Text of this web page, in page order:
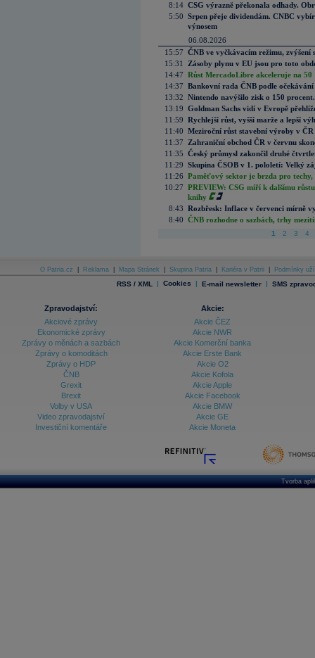
8:14 CSG výrazně překonala odhady.
5:50 Srpen přeje dividendám. CNBC
výnosem
06.08.2026
15:57 ČNB ve vyčkávacím režimu, zvýšení
15:31
Zásoby plynu v EU jsou pro toto
14:47 Růst MercadoLibre akceleruje na
14:37 Bankovní rada ČNB podle
13:32 Nintendo navýšilo zisk o 150
13:19 Goldman Sachs vidí v Evropě
11:59 Rychlejší růst, vyšší marže a lepší
11:40 Meziroční růst stavební výroby v
11:37
Zahraniční obchod ČR v červnu
11:35 Český průmysl zakončil druhé
11:29 Skupina ČSOB v 1. pololetí: Velký
11:26 Paměťový sektor je brzda pro techy,
10:27 PREVIEW: CSG míří k dalšímu
knihy
8:43 Rozbřesk: Inflace v červenci mírně
8:40 ČNB rozhodne o sazbách, trhy
1 2 3 4
O Patria.cz Reklama Mapa Stránek Skupina Patria Kariéra v Patrii Podmínky
RSS / XML | Cookies | E-mail newsletter | SMS
Zpravodajství:
Akciové zprávy
Ekonomické zprávy
Zprávy o měnách a sazbách
Zprávy o komoditách
Zprávy o HDP
ČNB
Grexit
Brexit
Volby v USA
Video zpravodajství
Investiční komentáře
Akcie:
Akcie ČEZ
Akcie NWR
Akcie Komerční banka
Akcie Erste Bank
Akcie O2
Akcie Kofola
Akcie Apple
Akcie Facebook
Akcie BMW
Akcie GE
Akcie Moneta
Tvorba